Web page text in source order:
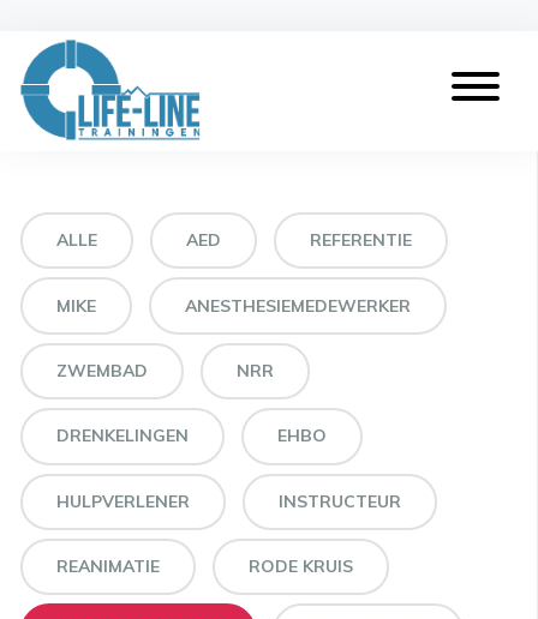
ALLE AED REFERENTIE
MIKE ANESTHESIEMEDEWERKER
ZWEMBAD NRR
DRENKELINGEN EHBO
HULPVERLENER INSTRUCTEUR
REANIMATIE RODE KRUIS